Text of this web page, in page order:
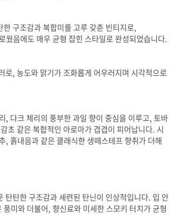
구조감과 복합미를 고루 갖춘 빈티지로,
웠음에도 매우 균형 잡힌 스타일로 완성되었습니다.